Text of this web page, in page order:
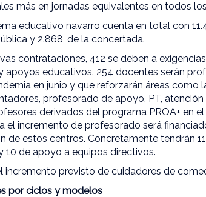
más en jornadas equivalentes en todos
educativo navarro cuenta en total con
y 2.868, de la concertada.
contrataciones, 412 se deben a
apoyos educativos. 254 docentes serán
en junio y que reforzarán áreas como
profesorado de apoyo, PT,
derivados del programa PROA+ en
el incremento de profesorado será
de estos centros. Concretamente tendrán
10 de apoyo a equipos directivos.
incremento previsto de cuidadores de
por ciclos y modelos